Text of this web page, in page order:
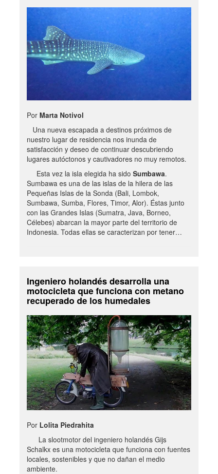
Por Marta Notivol
Una nueva escapada a destinos próximos de
nuestro lugar de residencia nos inunda de
satisfacción y deseo de continuar descubriendo
lugares autóctonos y cautivadores no muy remotos.
Esta vez la isla elegida ha sido Sumbawa.
Sumbawa es una de las islas de la hilera de las
Pequeñas Islas de la Sonda (Bali, Lombok,
Sumbawa, Sumba, Flores, Timor, Alor). Éstas junto
con las Grandes Islas (Sumatra, Java, Borneo,
Célebes) abarcan la mayor parte del territorio de
Indonesia. Todas ellas se caracterizan por tener…
Ingeniero holandés desarrolla una
motocicleta que funciona con metano
recuperado de los humedales
Por Lolita Piedrahita
La slootmotor del ingeniero holandés Gijs
Schalkx es una motocicleta que funciona con fuentes
locales, sostenibles y que no dañan el medio
ambiente.